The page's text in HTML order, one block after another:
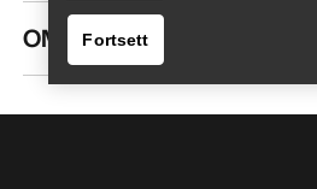
OM OSSFortsett